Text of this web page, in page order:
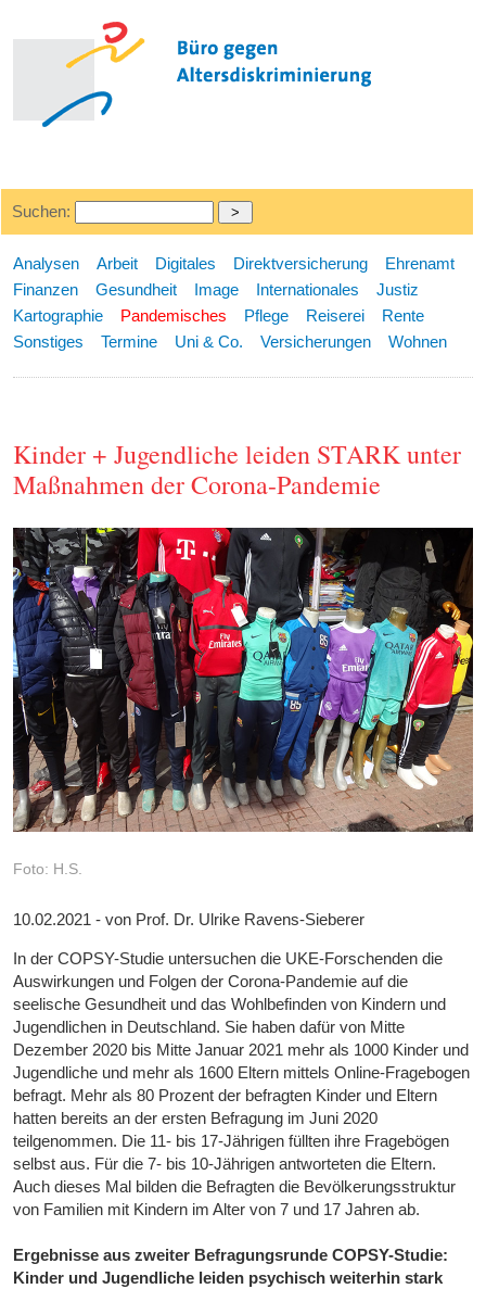
Suchen:
Analysen Arbeit Digitales Direktversicherung
Ehrenamt
Finanzen
Gesundheit Image Internationales
Justiz
Kartographie
Pandemisches Pflege Reiserei
Rente
Sonstiges
Termine Uni & Co. Versicherungen Wohnen
Kinder + Jugendliche leiden STARK unter
Maßnahmen der Corona-Pandemie
Foto: H.S.
10.02.2021 - von Prof. Dr. Ulrike Ravens-Sieberer
In der COPSY-Studie untersuchen die UKE-Forschenden die
Auswirkungen und Folgen der Corona-Pandemie auf die
seelische Gesundheit und das Wohlbefinden von Kindern und
Jugendlichen in Deutschland. Sie haben dafür von Mitte
Dezember 2020 bis Mitte Januar 2021 mehr als 1000 Kinder und
Jugendliche und mehr als 1600 Eltern mittels Online-Fragebogen
befragt. Mehr als 80 Prozent der befragten Kinder und Eltern
hatten bereits an der ersten Befragung im Juni 2020
teilgenommen. Die 11- bis 17-Jährigen füllten ihre Fragebögen
selbst aus. Für die 7- bis 10-Jährigen antworteten die Eltern.
Auch dieses Mal bilden die Befragten die Bevölkerungsstruktur
von Familien mit Kindern im Alter von 7 und 17 Jahren ab.
Ergebnisse aus zweiter Befragungsrunde COPSY-Studie:
Kinder und Jugendliche leiden psychisch weiterhin stark